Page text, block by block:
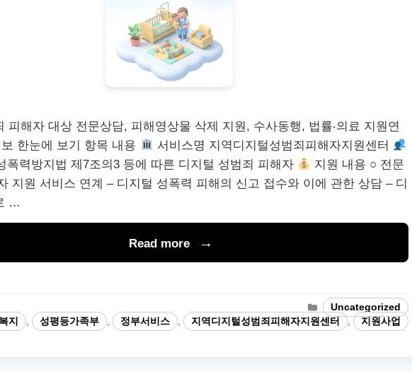
피해자 대상 전문상담, 피해영상물 삭제 지원, 수사동행, 법률‧의료 지원연
한눈에 보기 항목 내용
서비스명 지역디지털성범죄피해자지원센터
폭력방지법 제7조의3 등에 따른 디지털 성범죄 피해자
지원 내용 ○ 전문
지원 서비스 연계 – 디지털 성폭력 피해의 신고 접수와 이에 관한 상담 – 디
…
Read more
Categories
Uncategorized
복지 , 성평등가족부 , 정부서비스 , 지역디지털성범죄피해자지원센터 , 지원사업